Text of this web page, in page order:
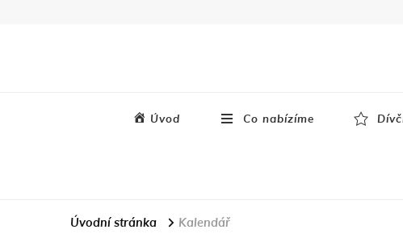
Úvod Co nabízíme
Úvodní stránka Kalendář